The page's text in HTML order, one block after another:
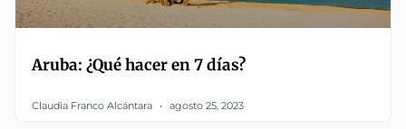
Aruba: ¿Qué hacer en 7 días?
Claudia Franco Alcántara agosto 25, 2023